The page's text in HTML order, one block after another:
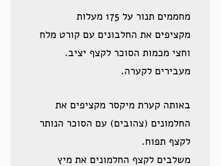
מחממים תנור על 175 מעלות
מקציפים את החלבונים עם קורט מלח
וחצי מכמות הסוכר לקצף יציב.
מעבירים לקערה.
באותה קערת מיקסר מקציפים את
החלמונים (צהובים) עם הסוכר הנותר
לקצף תפוח.
משלבים לקצף החלמונים את מיץ